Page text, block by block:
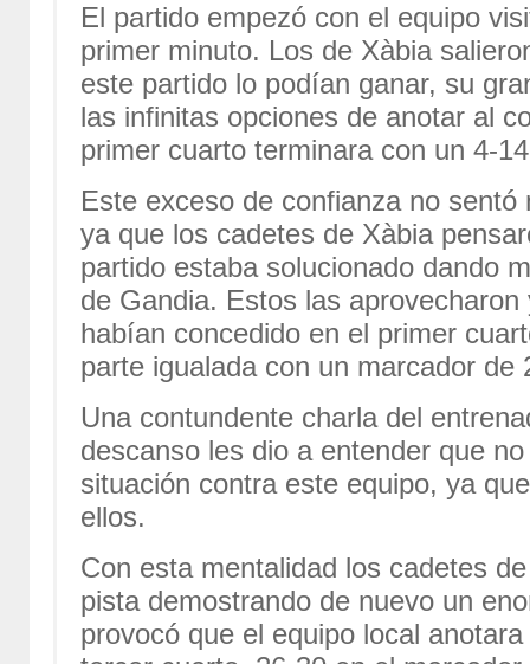
El partido empezó con el equipo
primer minuto. Los de Xàbia
este partido lo podían ganar, su
las infinitas opciones de anotar al
primer cuarto terminara con un 4-
Este exceso de confianza no
ya que los cadetes de Xàbia
partido estaba solucionado dando
de Gandia. Estos las
habían concedido en el primer
parte igualada con un marcador de
Una contundente charla del
descanso les dio a entender que
situación contra este equipo, ya
ellos.
Con esta mentalidad los cadetes
pista demostrando de nuevo un
provocó que el equipo local